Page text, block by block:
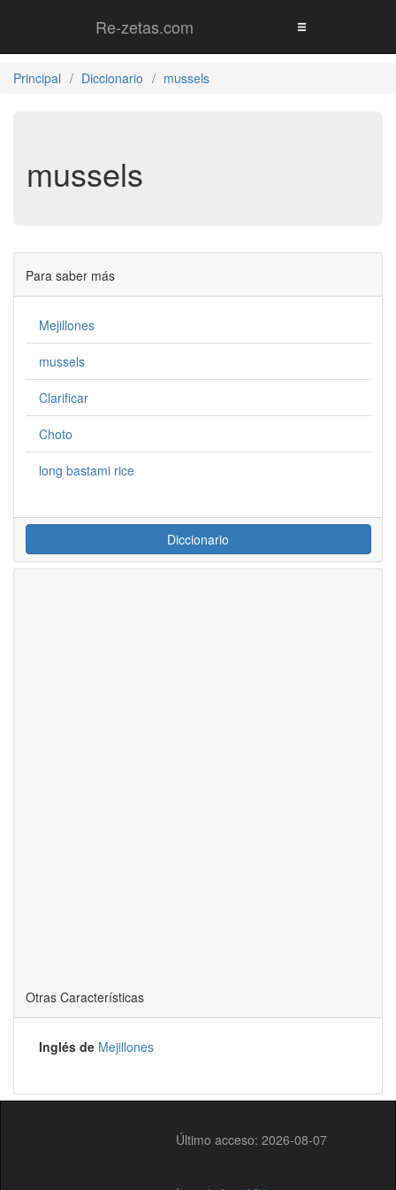
Re-zetas.com
Principal Diccionario mussels
mussels
Para saber más
Mejillones
mussels
Clarificar
Choto
long bastami rice
Diccionario
Otras Características
Inglés de Mejillones
Último acceso: 2026-08-07